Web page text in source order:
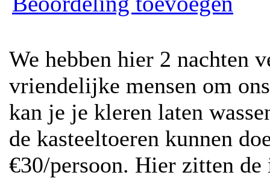
We hebben hier 2 nachten
vriendelijke mensen om
kan je je kleren laten
de kasteeltoeren kunnen
€30/persoon. Hier zitten